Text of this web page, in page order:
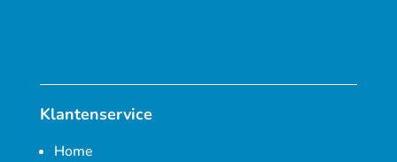
Klantenservice
Home